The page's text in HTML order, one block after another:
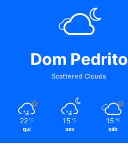
Dom Pedrito
Scattered Clouds
22 ℃
qui
15 ℃
sex
15 ℃
sáb